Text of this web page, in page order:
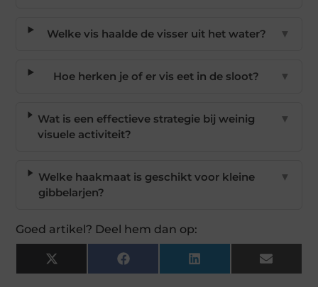
Welke vis haalde de visser uit het water? ▼
Hoe herken je of er vis eet in de sloot? ▼
Wat is een effectieve strategie bij weinig
visuele activiteit?
▼
Welke haakmaat is geschikt voor kleine
gibbelarjen?
▼
Goed artikel? Deel hem dan op:
X
(Twitter)
Facebook LinkedIn Email